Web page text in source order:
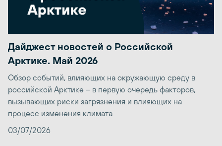
Дайджест новостей о Российской
Арктике. Май 2026
Обзор событий, влияющих на окружающую среду в
российской Арктике – в первую очередь факторов,
вызывающих риски загрязнения и влияющих на
процесс изменения климата
03/07/2026